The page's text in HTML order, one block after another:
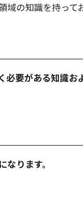
域の知識を持って
要がある知識お
ります。